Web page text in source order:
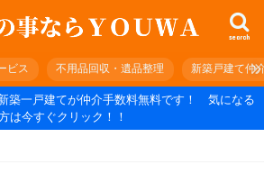
search
ビス 不用品回収・遺品整理 新築戸建て仲
築一戸建てが仲介手数料無料です！ 気になる
は今すぐクリック！！